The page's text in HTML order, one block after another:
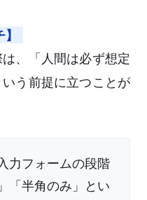
、「人間は必ず想定
う前提に立つことが
力フォームの段階
「半角のみ」とい